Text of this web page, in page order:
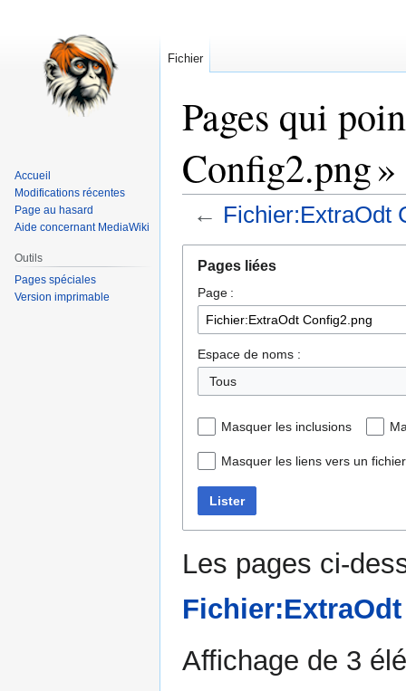
Pages qui
Config2.png »
← Fichier:ExtraOdt
navigation
recherche
Pages liées
Page :
Espace de noms :
Tous
Masquer les inclusions
Masquer les liens vers un fichier
Lister
Les pages ci-
Affichage de 3
Fichier
Accueil
Modifications récentes
Page au hasard
Aide concernant MediaWiki
Outils
Pages spéciales
Version imprimable